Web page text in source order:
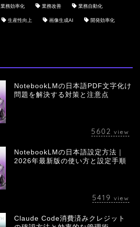
業務効率化 業務改善 業務自動化
生産性向上 画像生成AI 開発効率化
NotebookLMの日本語PDF文字化け
問題を解決する対策と注意点
5602 view
NotebookLMの日本語設定方法｜
2026年最新版の使い方と設定手順
5419 view
Claude Code消費済みクレジット
会社概要
採用情報